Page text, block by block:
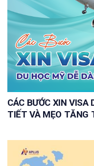
CÁC BƯỚC XIN VISA
TIẾT VÀ MẸO TĂNG